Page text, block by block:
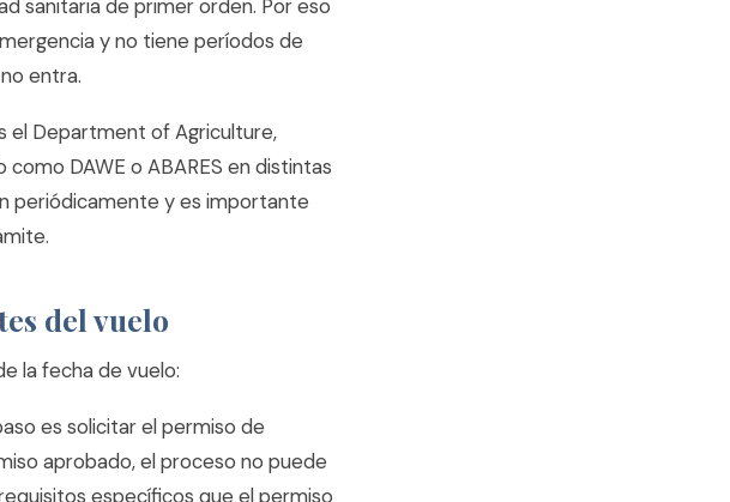
sanitaria de primer orden. Por eso
y no tiene períodos de
entra.
el Department of Agriculture,
DAWE o ABARES en distintas
periódicamente y es importante
del vuelo
la fecha de vuelo:
es solicitar el permiso de
aprobado, el proceso no puede
específicos que el permiso